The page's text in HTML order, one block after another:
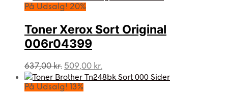
pris
637,00 kr..509,00 kr..
På Udsalg! 20%
Toner Xerox Sort Original
006r04399
637,00kr. Den
oprindelige
pris
509,00 kr.
aktuelle
På Udsalg! 13%